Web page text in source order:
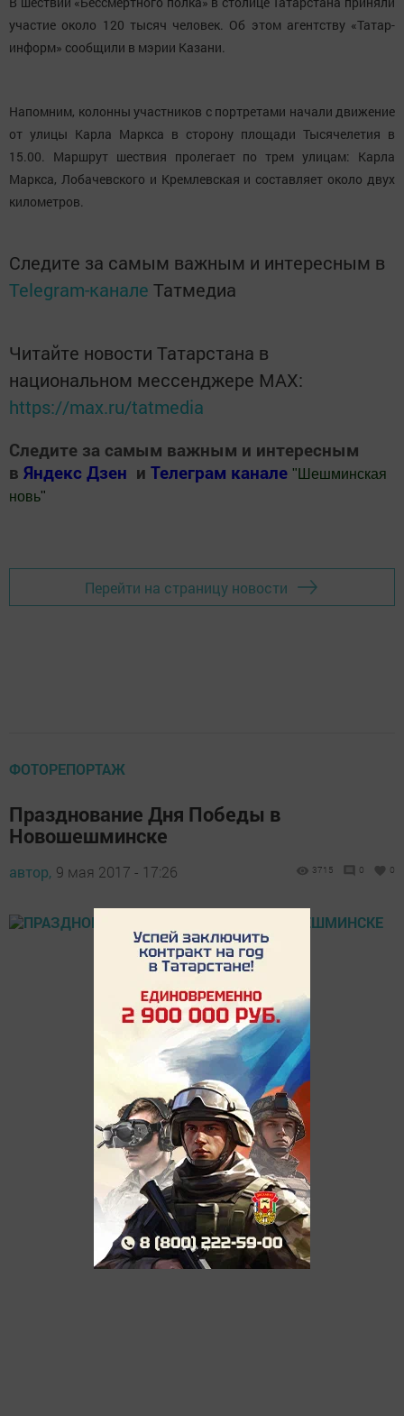
участие около 120 тысяч человек. Об этом агентству «Татар-
информ» сообщили в мэрии Казани.
Напомним, колонны участников с портретами начали движение
от улицы Карла Маркса в сторону площади Тысячелетия в
15.00. Маршрут шествия пролегает по трем улицам: Карла
Маркса, Лобачевского и Кремлевская и составляет около двух
километров.
Следите за самым важным и интересным в
Telegram-канале Татмедиа
Читайте новости Татарстана в
национальном мессенджере MАХ:
https://max.ru/tatmedia
Следите за самым важным и интересным
в Яндекс Дзен и Телеграм канале " Шешминская
новь"
Перейти на страницу новости
ФОТОРЕПОРТАЖ
Празднование Дня Победы в
Новошешминске
автор, 9 мая 2017 - 17:26 3715 0 0